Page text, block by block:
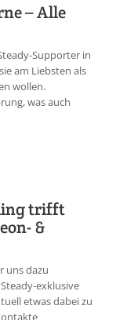
– Alle
Supporter in
am Liebsten als
wollen.
was auch
trifft
&
uns dazu
exklusive
etwas dabei zu